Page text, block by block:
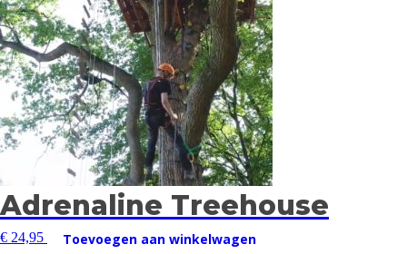
Adrenaline Treehouse
€ 24,95 Toevoegen aan winkelwagen